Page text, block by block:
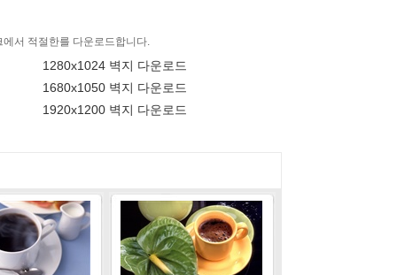
서 적절한를 다운로드합니다.
1280x1024 벽지 다운로드
1680x1050 벽지 다운로드
1920x1200 벽지 다운로드